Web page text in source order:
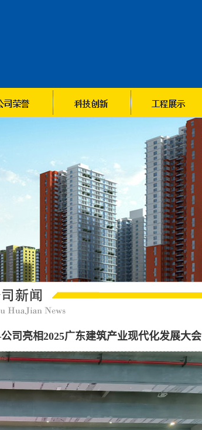
亮相2025广东建筑产业现代化发展大会